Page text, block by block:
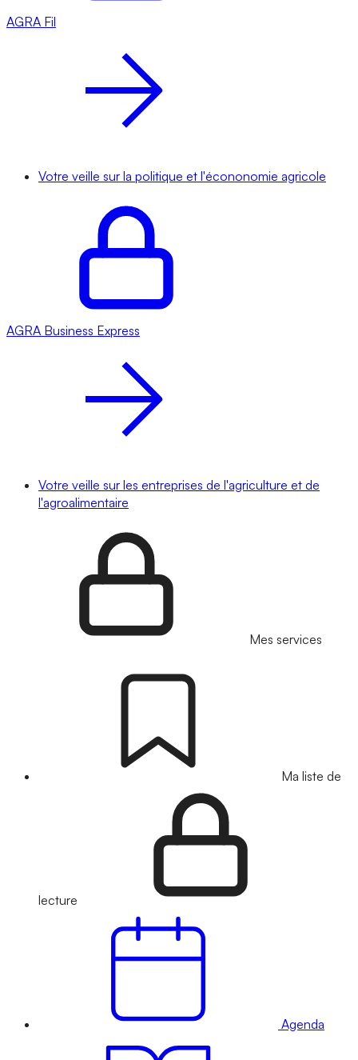
AGRA Fil
Votre veille sur la politique et l'écononomie agricole
AGRA Business Express
Votre veille sur les entreprises de l'agriculture et de
l'agroalimentaire
Mes services
Ma liste de
lecture
Agenda